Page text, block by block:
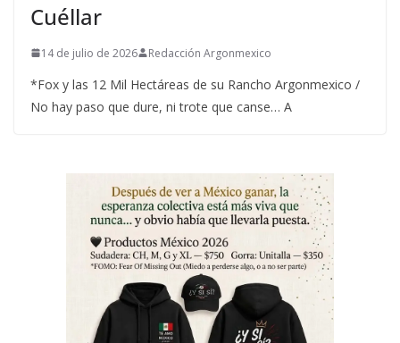
Cuéllar
14 de julio de 2026 Redacción Argonmexico
*Fox y las 12 Mil Hectáreas de su Rancho Argonmexico /
No hay paso que dure, ni trote que canse… A